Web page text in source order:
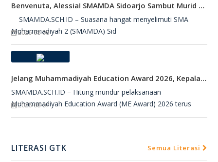
Benvenuta, Alessia! SMAMDA Sidoarjo Sambut Murid Pertukaran Pelajar Dari Italia
SMAMDA.SCH.ID – Suasana hangat menyelimuti SMA
Muhammadiyah 2 (SMAMDA) Sid
2026-08-08
Jelang Muhammadiyah Education Award 2026, Kepala SMAMDA Sidoarjo Suntik Semangat Kontingen
SMAMDA.SCH.ID – Hitung mundur pelaksanaan
Muhammadiyah Education Award (ME Award) 2026 terus
2026-08-07
LITERASI GTK Semua Literasi